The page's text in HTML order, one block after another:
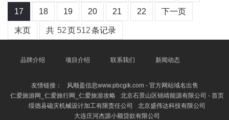
17 18 19 20 21 22 下一页
末页 共 52页512条记录
品牌介绍 项目介绍 联系我们 新闻动态
友情链接：
风顺盈信息www.pbcgik.com - 官方网站域名出售
仁爱旅游网_仁爱旅行网_仁爱旅游攻略
北京石景山区锦靖能源有限公司 - 首页
绥德县磁灾机械设计加工有限责任公司
北京盛伟达科技有限公司
大连庄河杰源小额贷款有限公司